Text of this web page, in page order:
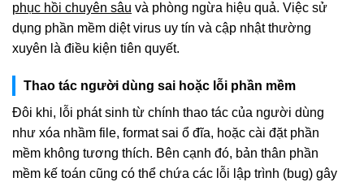
phục hồi chuyên sâu và phòng ngừa hiệu quả. Việc sử
dụng phần mềm diệt virus uy tín và cập nhật thường
xuyên là điều kiện tiên quyết.
Thao tác người dùng sai hoặc lỗi phần mềm
Đôi khi, lỗi phát sinh từ chính thao tác của người dùng
như xóa nhầm file, format sai ổ đĩa, hoặc cài đặt phần
mềm không tương thích. Bên cạnh đó, bản thân phần
mềm kế toán cũng có thể chứa các lỗi lập trình (bug) gây